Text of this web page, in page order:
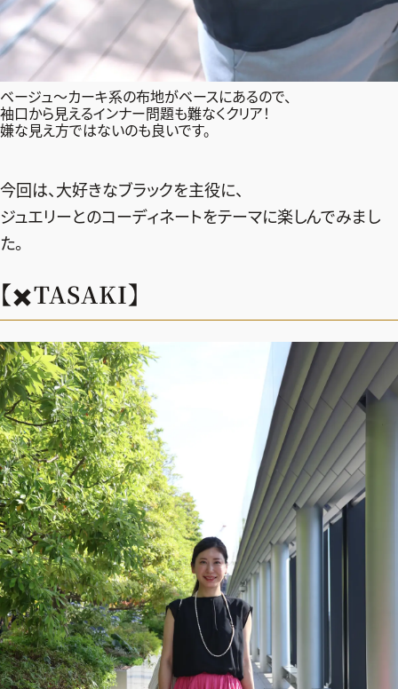
ベージュ〜カーキ系の布地がベースにあるので、
袖口から見えるインナー問題も難なくクリア！
嫌な見え方ではないのも良いです。
今回は、大好きなブラックを主役に、
ジュエリーとのコーディネートをテーマに楽しんでみまし
た。
【✖️TASAKI】